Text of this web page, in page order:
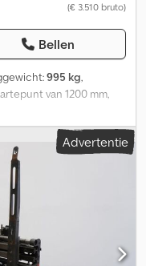
(€ 3.510 bruto)
Bellen
995 kg,
van 1200 mm,
mm, bouwbreedte:
ophanging: FEM3A,
505 mm, gebruikte
aparte sideshift +/- 150
van buitenkant tot
mm, inclusief
2400,
505. Codpfxjziqvlj Afljrf
Advertentie